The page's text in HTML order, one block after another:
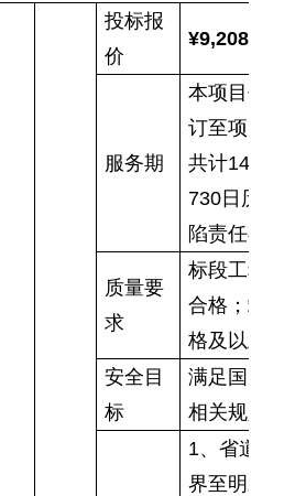
投标报
价
服务期
本项目代建
订至项目竣
共计1460
730日历天
陷责任期
质量要
求
标段工程交
合格；竣工
格及以上。
安全目
标
满足国家、
相关规定。
1、省道黑
界至明水段